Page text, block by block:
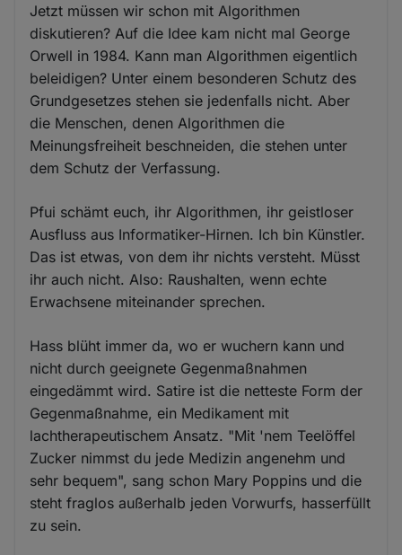
Jetzt müssen wir schon mit Algorithmen
diskutieren? Auf die Idee kam nicht mal George
Orwell in 1984. Kann man Algorithmen eigentlich
beleidigen? Unter einem besonderen Schutz des
Grundgesetzes stehen sie jedenfalls nicht. Aber
die Menschen, denen Algorithmen die
Meinungsfreiheit beschneiden, die stehen unter
dem Schutz der Verfassung.
Pfui schämt euch, ihr Algorithmen, ihr geistloser
Ausfluss aus Informatiker-Hirnen. Ich bin Künstler.
Das ist etwas, von dem ihr nichts versteht. Müsst
ihr auch nicht. Also: Raushalten, wenn echte
Erwachsene miteinander sprechen.
Hass blüht immer da, wo er wuchern kann und
nicht durch geeignete Gegenmaßnahmen
eingedämmt wird. Satire ist die netteste Form der
Gegenmaßnahme, ein Medikament mit
lachtherapeutischem Ansatz. "Mit 'nem Teelöffel
Zucker nimmst du jede Medizin angenehm und
sehr bequem", sang schon Mary Poppins und die
steht fraglos außerhalb jeden Vorwurfs, hasserfüllt
zu sein.